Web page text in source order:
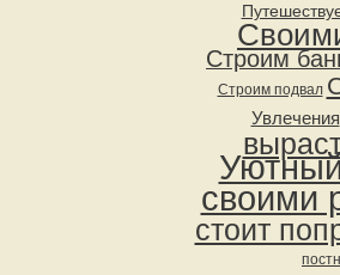
Строим
Строим подвал
Увлечения
своими
стоит